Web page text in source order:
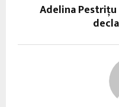
Adelina